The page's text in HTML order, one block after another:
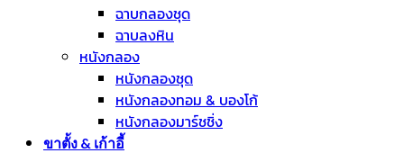
ฉาบกลองชุด
ฉาบลงหิน
หนังกลอง
หนังกลองชุด
หนังกลองทอม & บองโก้
หนังกลองมาร์ชชิ่ง
ขาตั้ง & เก้าอี้